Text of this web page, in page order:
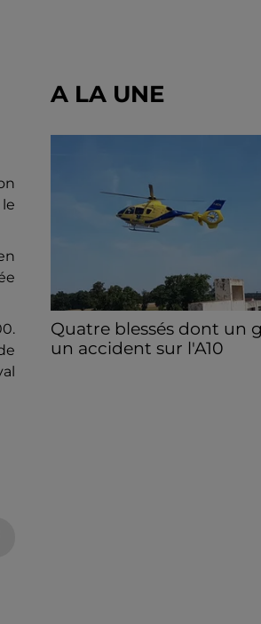
A LA UNE
Quatre blessés dont un
un accident sur l'A10